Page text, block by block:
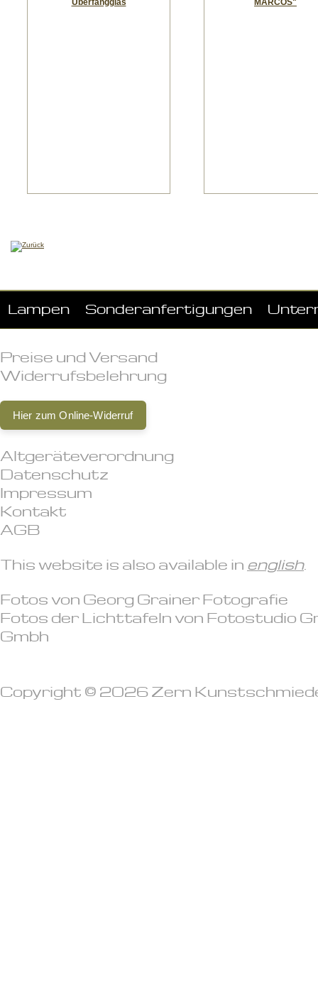
Lampen Sonderanfertigungen
Preise und Versand
Widerrufsbelehrung
Hier zum Online-Widerruf
Altgeräteverordnung
Datenschutz
Impressum
Kontakt
AGB
This website is also available in english.
Fotos von Georg Grainer Fotografie
Fotos der Lichttafeln von Fotostudio
Gmbh
Copyright © 2026 Zern